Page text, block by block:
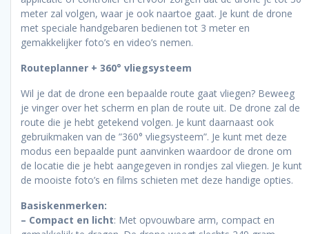
meter zal volgen, waar je ook naartoe gaat. Je kunt de drone
met speciale handgebaren bedienen tot 3 meter en
gemakkelijker foto’s en video’s nemen.
Routeplanner + 360° vliegsysteem
Wil je dat de drone een bepaalde route gaat vliegen? Beweeg
je vinger over het scherm en plan de route uit. De drone zal de
route die je hebt getekend volgen. Je kunt daarnaast ook
gebruikmaken van de ”360° vliegsysteem”. Je kunt met deze
modus een bepaalde punt aanvinken waardoor de drone om
de locatie die je hebt aangegeven in rondjes zal vliegen. Je kunt
de mooiste foto’s en films schieten met deze handige opties.
Basiskenmerken:
– Compact en licht: Met opvouwbare arm, compact en